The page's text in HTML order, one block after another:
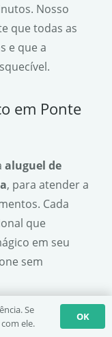
Nosso
que todas as
e que a
em Ponte
aluguel de
, para atender a
Cada
que
em seu
sem
Se
ele.
OK